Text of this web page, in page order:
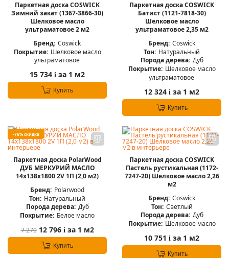
Паркетная доска COSWICK
Зимний закат (1367-3866-30)
Шелковое масло
ультраматовое 2 м2
Бренд: Coswick
Покрытие: Шелковое масло
ультраматовое
15 734 i за 1 м2
Купить
Паркетная доска COSWICK
Батист (1121-7818-30)
Шелковое масло
ультраматовое 2,35 м2
Бренд: Coswick
Тон: Натуральный
Порода дерева: Дуб
Покрытие: Шелковое масло
ультраматовое
12 324 i за 1 м2
Купить
-76% скидка
Паркетная доска PolarWood
ДУБ МЕРКУРИЙ МАСЛО
14x138x1800 2V 1П (2,0 м2)
Бренд: Polarwood
Тон: Натуральный
Порода дерева: Дуб
Покрытие: Белое масло
7 270 12 796 iза 1 м2
Купить
Паркетная доска COSWICK
Пастель рустикальная (1172-
7247-20) Шелковое масло 2,26
м2
Бренд: Coswick
Тон: Светлый
Порода дерева: Дуб
Покрытие: Шелковое масло
10 751 i за 1 м2
Купить